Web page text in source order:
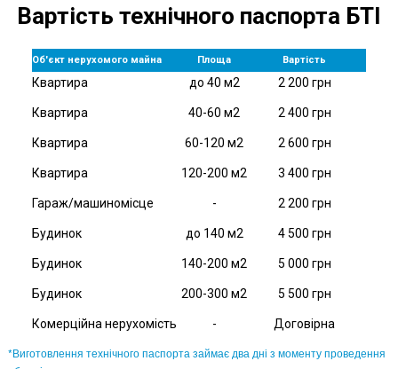
Вартість технічного паспорта БТІ
Об'єкт нерухомого майна Площа Вартість
Квартира до 40 м2 2 200 грн
Квартира 40-60 м2 2 400 грн
Квартира 60-120 м2 2 600 грн
Квартира 120-200 м2 3 400 грн
Гараж/машиномісце - 2 200 грн
Будинок до 140 м2 4 500 грн
Будинок 140-200 м2 5 000 грн
Будинок 200-300 м2 5 500 грн
Комерційна нерухомість - Договірна
*Виготовлення технічного паспорта займає два дні з моменту проведення